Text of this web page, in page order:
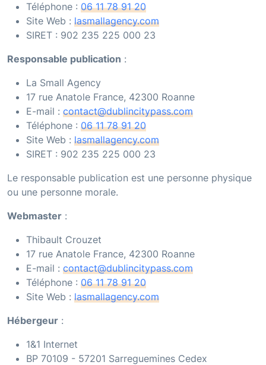
Téléphone : 06 11 78 91 20
Site Web : lasmallagency.com
SIRET : 902 235 225 000 23
Responsable publication :
La Small Agency
17 rue Anatole France, 42300 Roanne
E-mail : contact@dublincitypass.com
Téléphone : 06 11 78 91 20
Site Web : lasmallagency.com
SIRET : 902 235 225 000 23
Le responsable publication est une personne physique
ou une personne morale.
Webmaster :
Thibault Crouzet
17 rue Anatole France, 42300 Roanne
E-mail : contact@dublincitypass.com
Téléphone : 06 11 78 91 20
Site Web : lasmallagency.com
Hébergeur :
1&1 Internet
BP 70109 - 57201 Sarreguemines Cedex